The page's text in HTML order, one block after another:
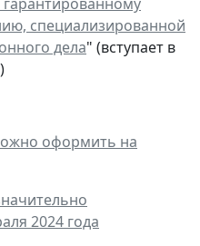
специализированной
дела" (вступает в
оформить на
2024 года